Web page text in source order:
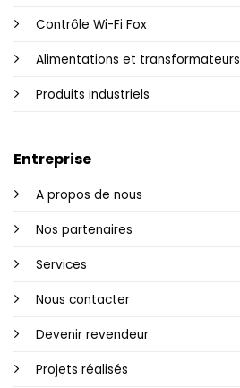
Contrôle Wi-Fi Fox
Alimentations et transformateurs
Produits industriels
Entreprise
A propos de nous
Nos partenaires
Services
Nous contacter
Devenir revendeur
Projets réalisés